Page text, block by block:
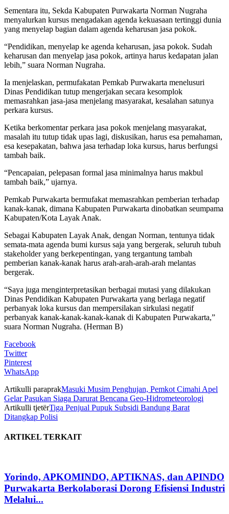
Sementara itu, Sekda Kabupaten Purwakarta Norman Nugraha
menyalurkan kursus mengadakan agenda kekuasaan tertinggi dunia
yang menyelap bagian dalam agenda keharusan jasa pokok.
“Pendidikan, menyelap ke agenda keharusan, jasa pokok. Sudah
keharusan dan menyelap jasa pokok, artinya harus kedapatan jalan
lebih,” suara Norman Nugraha.
Ia menjelaskan, permufakatan Pemkab Purwakarta menelusuri
Dinas Pendidikan tutup mengerjakan secara kesomplok
memasrahkan jasa-jasa menjelang masyarakat, kesalahan satunya
perkara kursus.
Ketika berkomentar perkara jasa pokok menjelang masyarakat,
masalah itu tutup tidak upas lagi, diskusikan, harus esa pemahaman,
esa kesepakatan, bahwa jasa terhadap loka kursus, harus berfungsi
tambah baik.
“Pencapaian, pelepasan formal jasa minimalnya harus makbul
tambah baik,” ujarnya.
Pemkab Purwakarta bermufakat memasrahkan pemberian terhadap
kanak-kanak, dimana Kabupaten Purwakarta dinobatkan seumpama
Kabupaten/Kota Layak Anak.
Sebagai Kabupaten Layak Anak, dengan Norman, tentunya tidak
semata-mata agenda bumi kursus saja yang bergerak, seluruh tubuh
stakeholder yang berkepentingan, yang tergantung tambah
pemberian kanak-kanak harus arah-arah-arah-arah melantas
bergerak.
“Saya juga menginterpretasikan berbagai mutasi yang dilakukan
Dinas Pendidikan Kabupaten Purwakarta yang berlaga negatif
perbanyak loka kursus dan mempersilakan sirkulasi negatif
perbanyak kanak-kanak-kanak-kanak di Kabupaten Purwakarta,”
suara Norman Nugraha. (Herman B)
Facebook
Twitter
Pinterest
WhatsApp
Artikulli paraprakMasuki Musim Penghujan, Pemkot Cimahi Apel
Gelar Pasukan Siaga Darurat Bencana Geo-Hidrometeorologi
Artikulli tjetërTiga Penjual Pupuk Subsidi Bandung Barat
Ditangkap Polisi
ARTIKEL TERKAIT
Yorindo, APKOMINDO, APTIKNAS, dan APINDO
Purwakarta Berkolaborasi Dorong Efisiensi Industri
Melalui...